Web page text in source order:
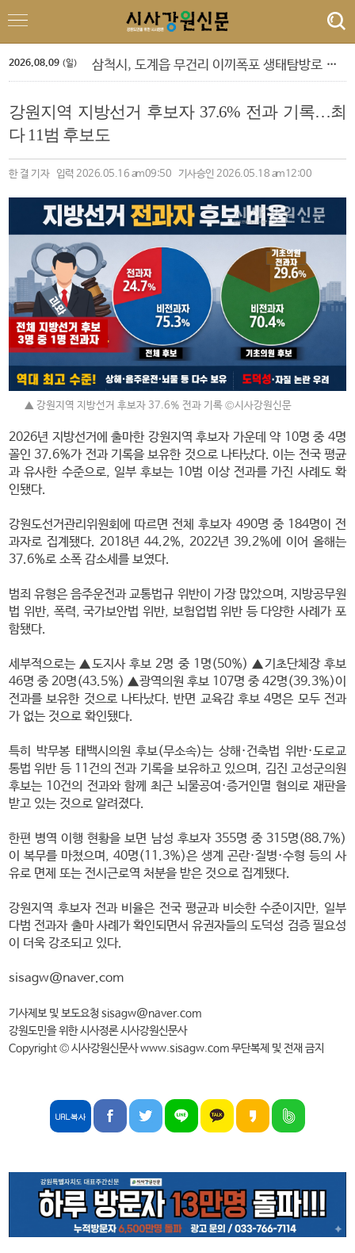
2026.08.09 (일)
정선군, 아우라지 뗏목 및 막걸리 축제
삼척시, 도계읍 무건리 이끼폭포 생태탐방로 전면 통제
강은선, 장분남, 최원규 '3인 전시회'
횡성군 병지방 오토캠핑장 재개장
정선군, 아우라지 뗏목 및 막걸리 축제
강원지역 지방선거 후보자 37.6% 전과 기록…최
다 11범 후보도
한 결 기자 입력 2026.05.16 am09:50 기사승인 2026.05.18 am12:00
▲ 강원지역 지방선거 후보자 37.6% 전과 기록 ©시사강원신문
2026년 지방선거에 출마한 강원지역 후보자 가운데 약 10명 중 4명
꼴인 37.6%가 전과 기록을 보유한 것으로 나타났다. 이는 전국 평균
과 유사한 수준으로, 일부 후보는 10범 이상 전과를 가진 사례도 확
인됐다.
강원도선거관리위원회에 따르면 전체 후보자 490명 중 184명이 전
과자로 집계됐다. 2018년 44.2%, 2022년 39.2%에 이어 올해는
37.6%로 소폭 감소세를 보였다.
범죄 유형은 음주운전과 교통법규 위반이 가장 많았으며, 지방공무원
법 위반, 폭력, 국가보안법 위반, 보험업법 위반 등 다양한 사례가 포
함됐다.
세부적으로는 ▲도지사 후보 2명 중 1명(50%) ▲기초단체장 후보
46명 중 20명(43.5%) ▲광역의원 후보 107명 중 42명(39.3%)이
전과를 보유한 것으로 나타났다. 반면 교육감 후보 4명은 모두 전과
가 없는 것으로 확인됐다.
특히 박무봉 태백시의원 후보(무소속)는 상해·건축법 위반·도로교
통법 위반 등 11건의 전과 기록을 보유하고 있으며, 김진 고성군의원
후보는 10건의 전과와 함께 최근 뇌물공여·증거인멸 혐의로 재판을
받고 있는 것으로 알려졌다.
한편 병역 이행 현황을 보면 남성 후보자 355명 중 315명(88.7%)
이 복무를 마쳤으며, 40명(11.3%)은 생계 곤란·질병·수형 등의 사
유로 면제 또는 전시근로역 처분을 받은 것으로 집계됐다.
강원지역 후보자 전과 비율은 전국 평균과 비슷한 수준이지만, 일부
다범 전과자 출마 사례가 확인되면서 유권자들의 도덕성 검증 필요성
이 더욱 강조되고 있다.
sisagw@naver.com
기사제보 및 보도요청 sisagw@naver.com
강원도민을 위한 시사정론 시사강원신문사
Copyright © 시사강원신문사 www.sisagw.com 무단복제 및 전재 금지